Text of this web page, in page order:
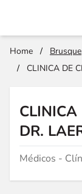
Home /
/
CLINICA DE
DR.
Médicos -